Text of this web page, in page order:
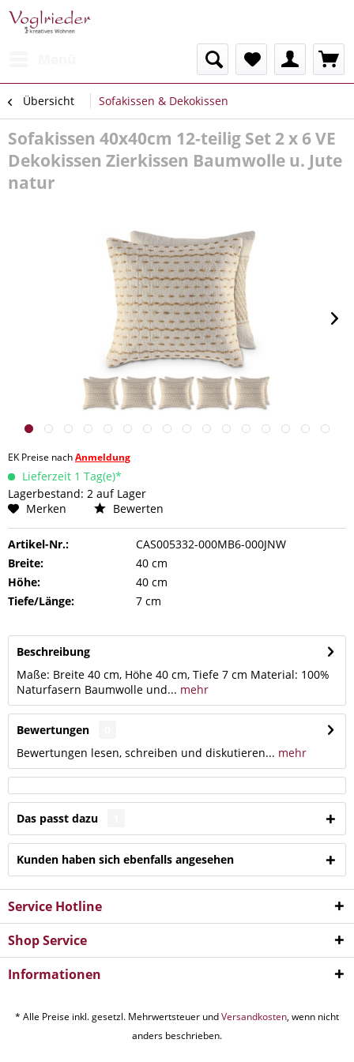
Übersicht Sofakissen & Dekokissen
Sofakissen 40x40cm 12-teilig Set 2 x 6 VE
Dekokissen Zierkissen Baumwolle u. Jute
natur
EK Preise nachAnmeldung
Lieferzeit 1 Tag(e)*
Lagerbestand: 2 auf Lager
Merken
Bewerten
Artikel-Nr.:
CAS005332-000MB6-000JNW
Breite:
40 cm
Höhe:
40 cm
Tiefe/Länge:
7 cm
Beschreibung
Maße: Breite 40 cm, Höhe 40 cm, Tiefe 7 cm Material: 100%
Naturfasern Baumwolle und... mehr
Bewertungen
Bewertungen lesen, schreiben und diskutieren... mehr
Das passt dazu
Kunden haben sich ebenfalls angesehen
Service Hotline
Shop Service
Informationen
* Alle Preise inkl. gesetzl. Mehrwertsteuer undVersandkosten, wenn nicht
anders beschrieben.